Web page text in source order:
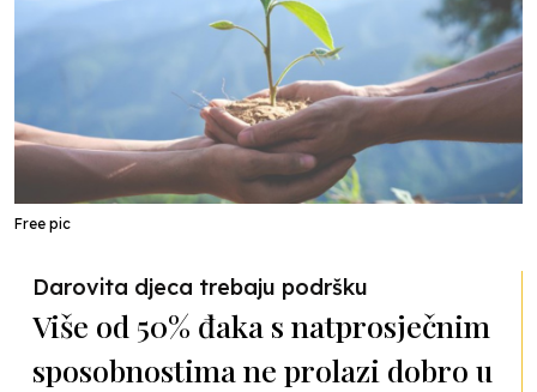
Free pic
Darovita djeca trebaju podršku
Više od 50% đaka s natprosječnim
sposobnostima ne prolazi dobro u